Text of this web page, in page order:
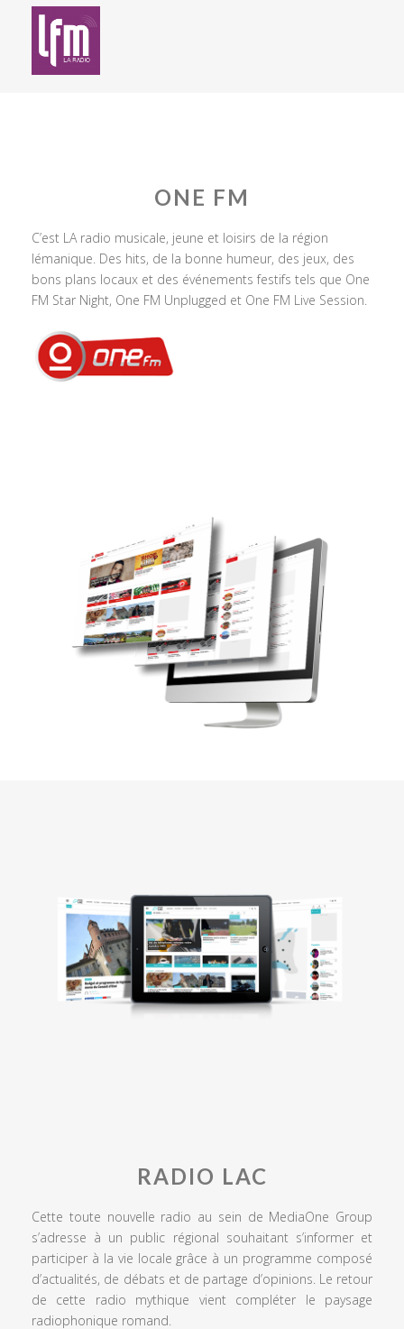
ONE FM
C’est LA radio musicale, jeune et loisirs de la région
lémanique. Des hits, de la bonne humeur, des jeux, des
bons plans locaux et des événements festifs tels que One
FM Star Night, One FM Unplugged et One FM Live Session.
RADIO LAC
Cette toute nouvelle radio au sein de MediaOne Group
s’adresse à un public régional souhaitant s’informer et
participer à la vie locale grâce à un programme composé
d’actualités, de débats et de partage d’opinions. Le retour
de cette radio mythique vient compléter le paysage
radiophonique romand.